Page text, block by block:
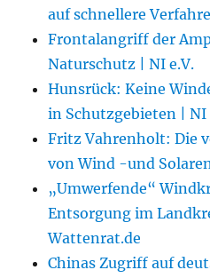
auf schnellere
Frontalangriff der
Naturschutz | NI e.V.
Hunsrück: Keine
in Schutzgebieten | NI
Fritz Vahrenholt: Die
von Wind -und
„Umwerfende“
Entsorgung im
Wattenrat.de
Chinas Zugriff auf